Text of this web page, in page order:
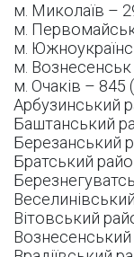
м. Миколаїв –
м.
м.
м.
м. Очаків – 845
Арбузинський
Баштанський
Березанський
Братський
Вітовський